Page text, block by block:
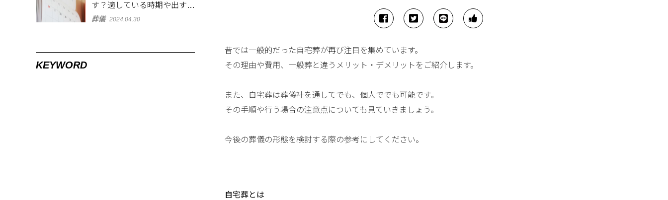
昔では一般的だった自宅葬が再び注目を集めています。
その理由や費用、一般葬と違うメリット・デメリットをご紹介します。
また、自宅葬は葬儀社を通してでも、個人ででも可能です。
その手順や行う場合の注意点についても見ていきましょう。
今後の葬儀の形態を検討する際の参考にしてください。
自宅葬とは
す？適している時期や出す範
囲を解説！
葬儀 2024.04.30
KEYWORD